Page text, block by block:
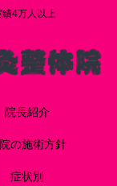
4万人以上
院長紹介
の施術方針
症状別